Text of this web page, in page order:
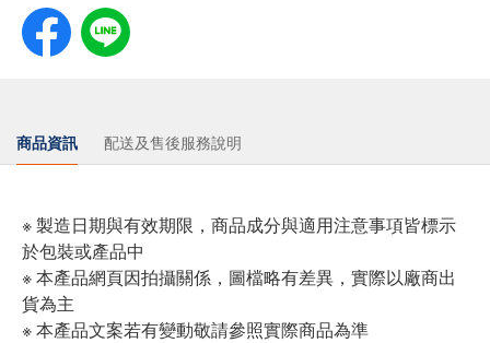
商品資訊 配送及售後服務說明
※ 製造日期與有效期限，商品成分與適用注意事項皆標示
於包裝或產品中
※ 本產品網頁因拍攝關係，圖檔略有差異，實際以廠商出
貨為主
※ 本產品文案若有變動敬請參照實際商品為準